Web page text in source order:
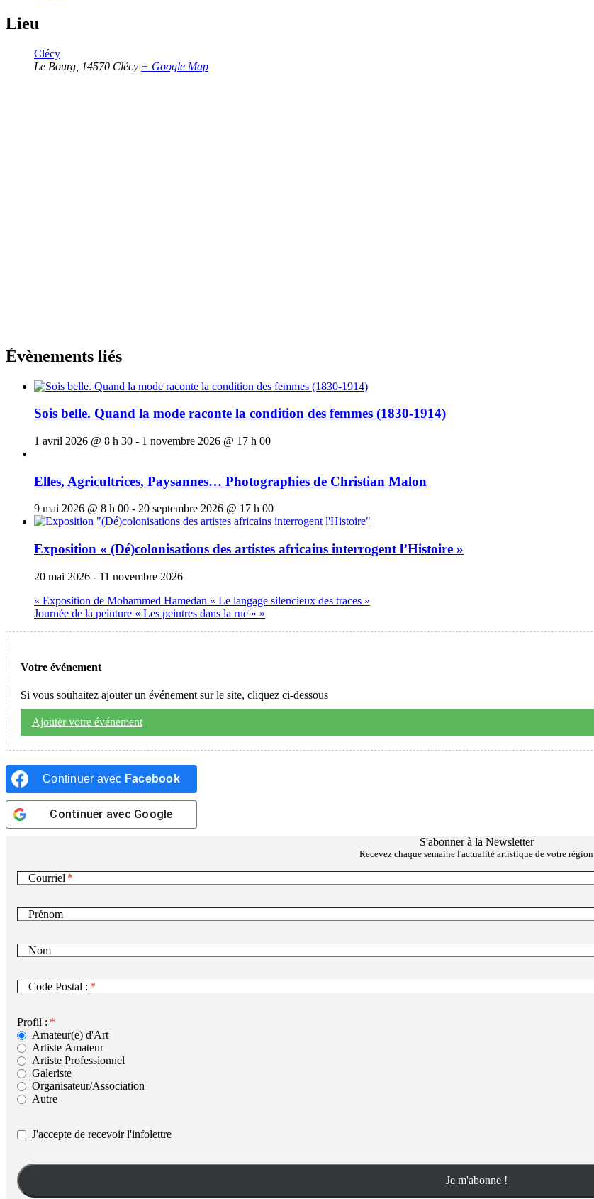
Lieu
Clécy
Le Bourg 14570 Clécy + Google Map
Évènements liés
Sois belle. Quand la mode raconte la condition des femmes (1830-1914)
1 avril 2026 @ 8 h 30 - 1 novembre 2026 @ 17 h 00
Elles, Agricultrices, Paysannes… Photographies de Christian Malon
9 mai 2026 @ 8 h 00 - 20 septembre 2026 @ 17 h 00
Exposition « (Dé)colonisations des artistes africains interrogent l’Histoire »
20 mai 2026 - 11 novembre 2026
« Exposition de Mohammed Hamedan « Le langage silencieux des traces »
Journée de la peinture « Les peintres dans la rue » »
Votre événement
Si vous souhaitez ajouter un événement sur le site, cliquez ci-dessous
Ajouter votre événement
Continuer avec Facebook
Continuer avec Google
S'abonner à la Newsletter
Recevez chaque semaine l'actualité artistique de votre région
Courriel
Prénom
Nom
Code Postal :
Profil :
Amateur(e) d'Art
Artiste Amateur
Artiste Professionnel
Galeriste
Organisateur/Association
Autre
J'accepte de recevoir l'infolettre